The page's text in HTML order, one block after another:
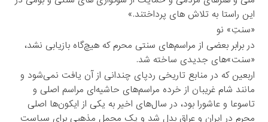
این راستا به تلاش های پرداختند.»
«سنتِ» نو
در برابر بعضی از مراسم‌های سنتی محرم که هیچ‌گاه بازیابی نشد،
«سنت»‌های جدیدی ساخته شد.
اربعین که در منابع تاریخی ردپای چندانی از آن یافت نمی‌شود و
مانند شام غریبان از خرده مراسم‌های حاشیه‌ای مراسم اصلی و
تاسوعا و عاشورا بود، در سال‌های اخیر به یکی از ایکون‌ها اصلی
محرم در ایران و عراق بدل شد و یک محمل مذهبی برای سیاست